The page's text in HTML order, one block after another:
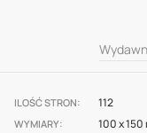
gallery
ILOŚĆ STRON 112
WYMIARY 100 x 150